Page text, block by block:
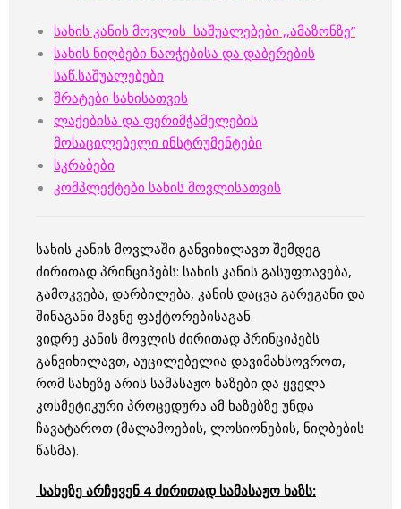
სახის კანის მოვლის საშუალებები ,,ამაზონზე”
სახის ნიღბები ნაოჭებისა და დაბერების
საწ.საშუალებები
შრატები სახისათვის
ლაქებისა და ფერიმჭამელების
მოსაცილებელი ინსტრუმენტები
სკრაბები
კომპლექტები სახის მოვლისათვის
სახის კანის მოვლაში განვიხილავთ შემდეგ
ძირითად პრინციპებს: სახის კანის გასუფთავება,
გამოკვება, დარბილება, კანის დაცვა გარეგანი და
შინაგანი მავნე ფაქტორებისაგან.
ვიდრე კანის მოვლის ძირითად პრინციპებს
განვიხილავთ, აუცილებელია დავიმახსოვროთ,
რომ სახეზე არის სამასაჟო ხაზები და ყველა
კოსმეტიკური პროცედურა ამ ხაზებზე უნდა
ჩავატაროთ (მალამოების, ლოსიონების, ნიღბების
წასმა).
სახეზე არჩევენ 4 ძირითად სამასაჟო ხაზს: